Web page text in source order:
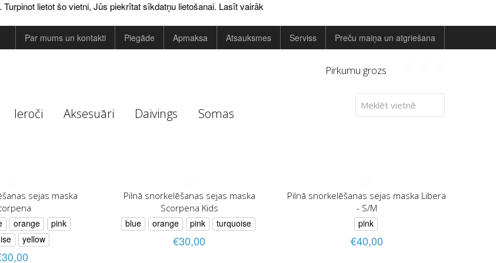
lietot šo vietni, Jūs piekrītat sīkdatņu lietošanai. Lasīt vairāk
Par mums un kontakti Piegāde Apmaksa Atsauksmes Serviss Preču maiņa un atgriešana
Pirkumu grozs
Ieroči Aksesuāri Daivings
Somas
sejas maska
orange
pink
yellow
Pilnā snorkelēšanas sejas maska
Scorpena Kids
blue
orange pink turquoise
€30,00
Pilnā snorkelēšanas sejas maska Libera
- S/M
pink
€40,00